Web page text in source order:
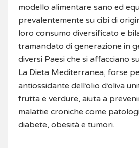
modello alimentare sano ed
prevalentemente su cibi di
loro consumo diversificato e
tramandato di generazione in
diversi Paesi che si affacciano
La Dieta Mediterranea, forse
antiossidante dell’olio d’oliva
frutta e verdure, aiuta a
malattie croniche come
diabete, obesità e tumori.